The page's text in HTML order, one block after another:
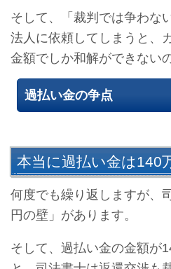
そして、「裁判では争わな
法人に依頼してしまうと、
金額でしか和解ができない
過払い金の争点
本当に過払い金は140
何度でも繰り返しますが、
円の壁」があります。
そして、過払い金の金額が